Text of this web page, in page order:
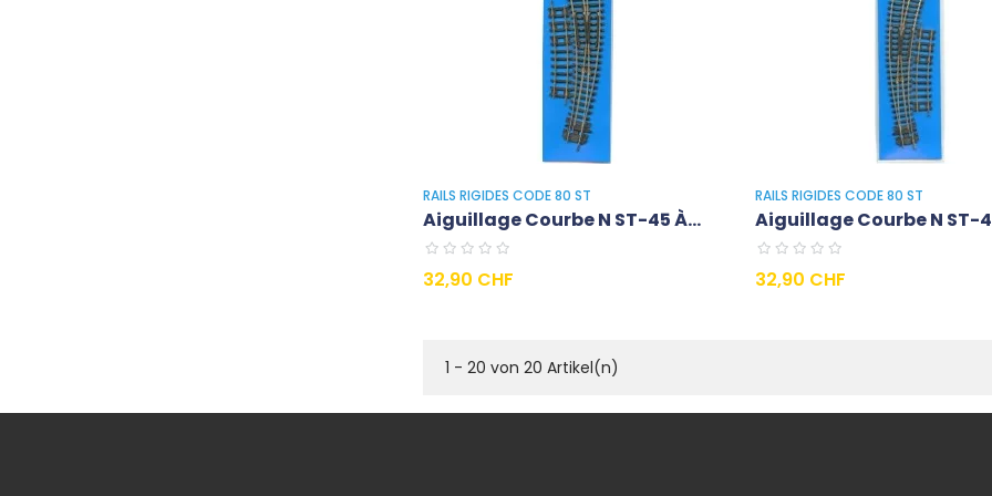
RAILS RIGIDES CODE 80 ST
Aiguillage Courbe N ST-45 À...
Preis
32,90 CHF
RAILS RIGIDES CODE 80 ST
Aiguillage Courbe N ST-
Preis
32,90 CHF
1 - 20 von 20 Artikel(n)